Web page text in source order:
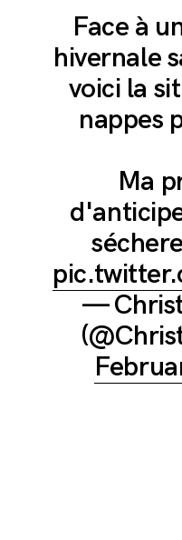
Face à
hivernale
voici la
nappes
Ma
—